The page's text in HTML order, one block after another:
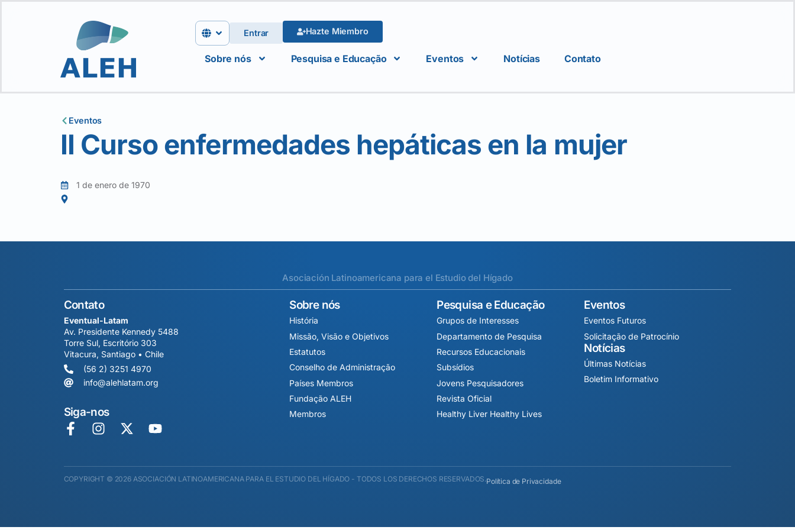
Entrar Hazte Miembro
Sobre nós Pesquisa e Educação Eventos Notícias Contato
Eventos
II Curso enfermedades hepáticas en la mujer
1 de enero de 1970
Asociación Latinoamericana para el Estudio del Hígado
Contato
Eventual-Latam
Av. Presidente Kennedy 5488
Torre Sul, Escritório 303
Vitacura, Santiago • Chile
(56 2) 3251 4970
info@alehlatam.org
Siga-nos
Sobre nós
História
Missão, Visão e Objetivos
Estatutos
Conselho de Administração
Países Membros
Fundação ALEH
Membros
Pesquisa e Educação
Grupos de Interesses
Departamento de Pesquisa
Recursos Educacionais
Subsídios
Jovens Pesquisadores
Revista Oficial
Healthy Liver Healthy Lives
Eventos
Eventos Futuros
Solicitação de Patrocínio
Notícias
Últimas Notícias
Boletim Informativo
COPYRIGHT © 2026 ASOCIACIÓN LATINOAMERICANA PARA EL ESTUDIO DEL HÍGADO - TODOS LOS DERECHOS RESERVADOS.Política de Privacidade